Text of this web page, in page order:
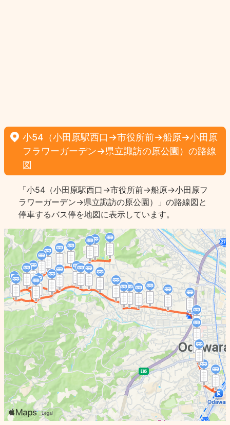
小54（小田原駅西口→市役所前→船原→小田原
フラワーガーデン→県立諏訪の原公園）の路線
図
「小54（小田原駅西口→市役所前→船原→小田原フ
ラワーガーデン→県立諏訪の原公園）」の路線図と
停車するバス停を地図に表示しています。